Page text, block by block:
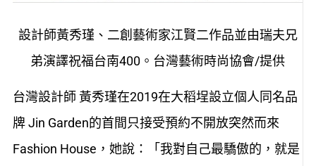
設計師黃秀瑾、二創藝術家江賢二作品並由瑞夫兄
弟演譯祝福台南400。台灣藝術時尚協會/提供
台灣設計師 黃秀瑾在2019在大稻埕設立個人同名品
牌 Jin Garden的首間只接受預約不開放突然而來
Fashion House，她說：「我對自己最驕傲的，就是